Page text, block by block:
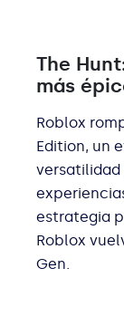
The
más
Roblox
Edition, un
versatilidad
estrategia
Roblox
Gen.